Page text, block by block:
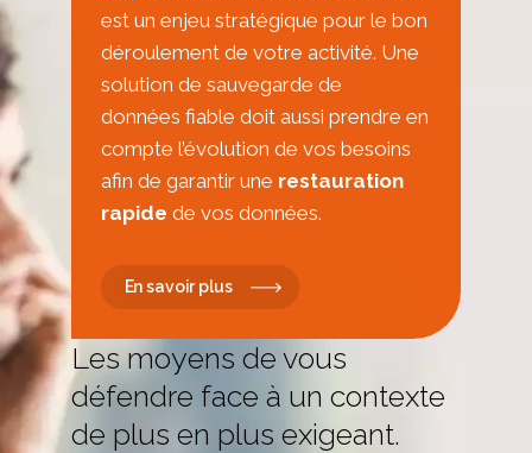
est un enjeu stratégique pour le bon
déroulement de votre activité. Une
solution de sauvegarde de
données fiable doit aussi prendre en
compte l’évolution de vos besoins
afin de garantir une restauration
rapide de vos données.
En savoir plus
Les moyens de vous
défendre face à un contexte
de plus en plus exigeant.